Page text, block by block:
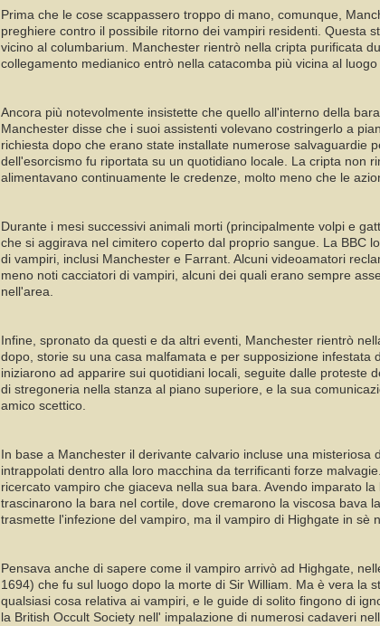
Prima che le cose scappassero troppo di mano, comunque,
preghiere contro il possibile ritorno dei vampiri residenti. Questa
vicino al columbarium. Manchester rientrò nella cripta purificata
collegamento medianico entrò nella catacomba più vicina al
Ancora più notevolmente insistette che quello all'interno della
Manchester disse che i suoi assistenti volevano costringerlo a
richiesta dopo che erano state installate numerose salvaguardie
dell'esorcismo fu riportata su un quotidiano locale. La cripta non
alimentavano continuamente le credenze, molto meno che le
Durante i mesi successivi animali morti (principalmente volpi e
che si aggirava nel cimitero coperto dal proprio sangue. La BBC
di vampiri, inclusi Manchester e Farrant. Alcuni videoamatori
meno noti cacciatori di vampiri, alcuni dei quali erano sempre
nell'area.
Infine, spronato da questi e da altri eventi, Manchester rientrò
dopo, storie su una casa malfamata e per supposizione
iniziarono ad apparire sui quotidiani locali, seguite dalle proteste
di stregoneria nella stanza al piano superiore, e la sua
amico scettico.
In base a Manchester il derivante calvario incluse una
intrappolati dentro alla loro macchina da terrificanti forze
ricercato vampiro che giaceva nella sua bara. Avendo imparato
trascinarono la bara nel cortile, dove cremarono la viscosa bava
trasmette l'infezione del vampiro, ma il vampiro di Highgate in
Pensava anche di sapere come il vampiro arrivò ad Highgate,
1694) che fu sul luogo dopo la morte di Sir William. Ma è vera la
qualsiasi cosa relativa ai vampiri, e le guide di solito fingono di
la British Occult Society nell' impalazione di numerosi cadaveri